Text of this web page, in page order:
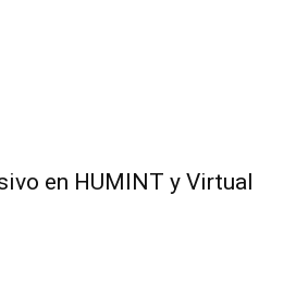
en HUMINT y Virtual